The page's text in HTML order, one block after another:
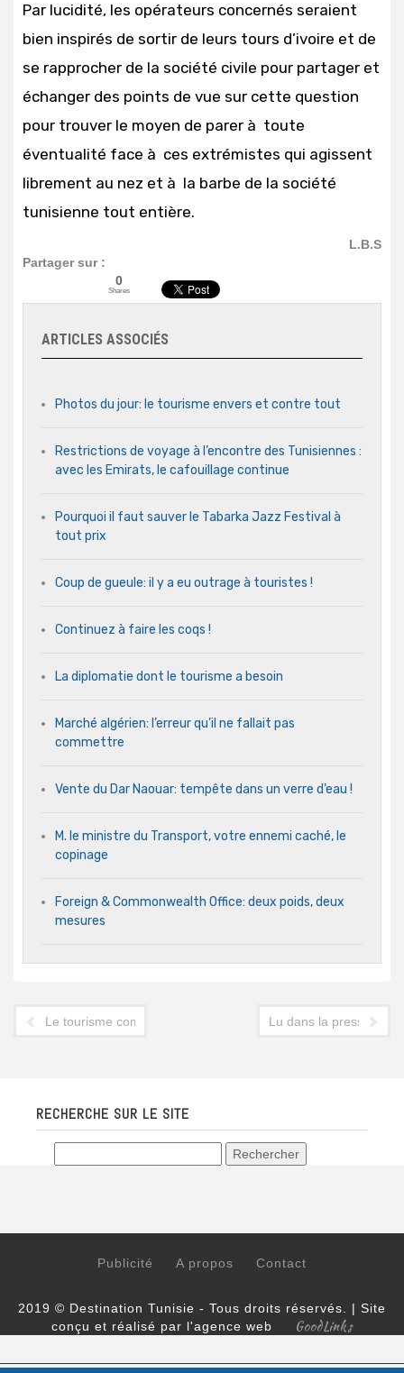
Par lucidité, les opérateurs concernés seraient
bien inspirés de sortir de leurs tours d’ivoire et de
se rapprocher de la société civile pour partager et
échanger des points de vue sur cette question
pour trouver le moyen de parer à toute
éventualité face à ces extrémistes qui agissent
librement au nez et à la barbe de la société
tunisienne tout entière.
L.B.S
Partager sur :
0
Shares
ARTICLES ASSOCIÉS
Photos du jour: le tourisme envers et contre tout
Restrictions de voyage à l’encontre des Tunisiennes :
avec les Emirats, le cafouillage continue
Pourquoi il faut sauver le Tabarka Jazz Festival à
tout prix
Coup de gueule: il y a eu outrage à touristes !
Continuez à faire les coqs !
La diplomatie dont le tourisme a besoin
Marché algérien: l’erreur qu’il ne fallait pas
commettre
Vente du Dar Naouar: tempête dans un verre d’eau !
M. le ministre du Transport, votre ennemi caché, le
copinage
Foreign & Commonwealth Office: deux poids, deux
mesures
Le tourisme compte-t-il pour du beurre dans le nouveau
Lu dans la presse
RECHERCHE SUR LE SITE
Publicité A propos Contact
2019 © Destination Tunisie - Tous droits réservés. | Site
conçu et réalisé par l'agence web
GoodLinks